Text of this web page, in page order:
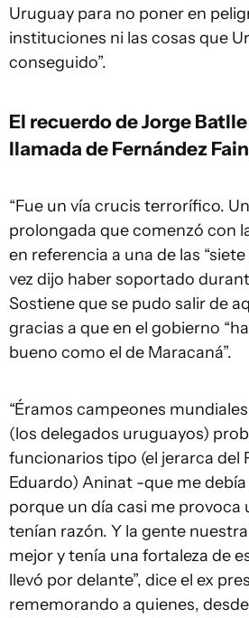
Uruguay para no poner en
instituciones ni las cosas que
conseguido”.
El recuerdo de Jorge
llamada de Fernández
“Fue un vía crucis terrorífico.
prolongada que comenzó con
en referencia a una de las
vez dijo haber soportado
Sostiene que se pudo salir de
gracias a que en el gobierno
bueno como el de Maracaná”.
“Éramos campeones
(los delegados uruguayos)
funcionarios tipo (el jerarca del
Eduardo) Aninat -que me
porque un día casi me
tenían razón. Y la gente
mejor y tenía una fortaleza de
llevó por delante”, dice el ex
rememorando a quienes,